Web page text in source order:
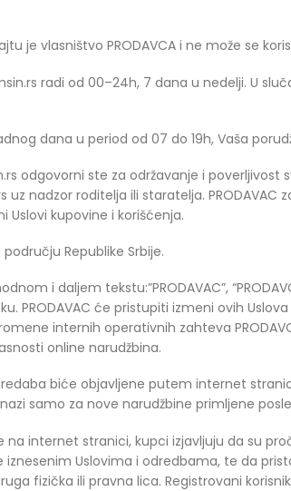
je vlasništvo PRODAVCA i ne može se
radi od 00–24h, 7 dana u nedelji. U
dana u period od 07 do 19h, Vaša
odgovorni ste za održavanje i
nadzor roditelja ili staratelja.
Uslovi kupovine i korišćenja.
Republike Srbije.
i daljem tekstu:”PRODAVAC”,
PRODAVAC će pristupiti izmeni ovih
internih operativnih zahteva
online narudžbina.
biće objavljene putem internet
samo za nove narudžbine primljene
na internet stranici, kupci izjavljuju da su
Uslovima i odredbama, te da
fizička ili pravna lica. Registrovani